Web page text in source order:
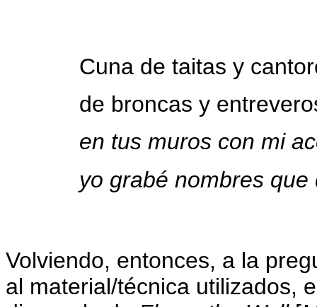
Cuna de taitas y
de broncas y
en tus muros con mi
yo grabé nombres que
Volviendo, entonces, a la
al material/técnica utilizados,